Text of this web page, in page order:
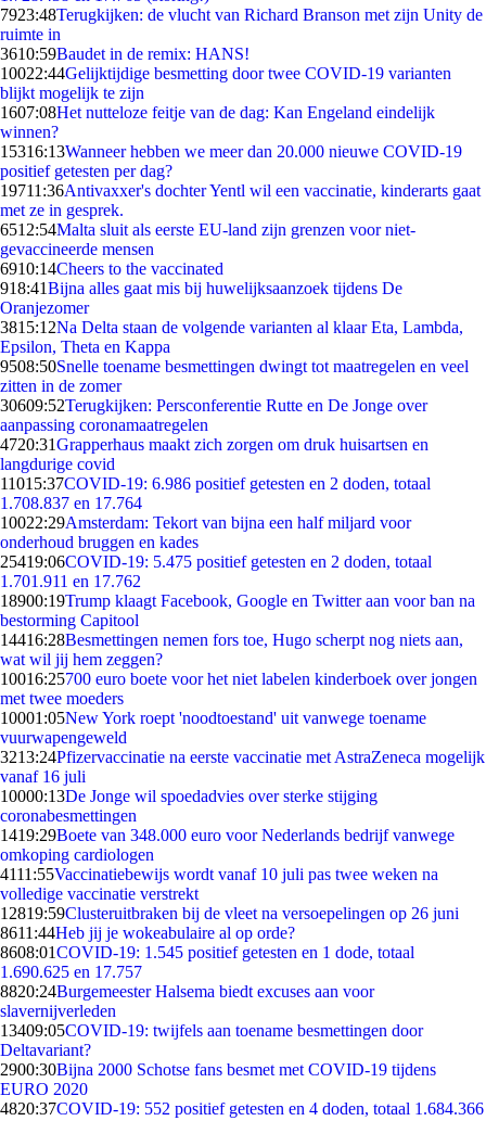
7923:48Terugkijken: de vlucht van Richard Branson met zijn Unity de
ruimte in
3610:59Baudet in de remix: HANS!
10022:44Gelijktijdige besmetting door twee COVID-19 varianten
blijkt mogelijk te zijn
1607:08Het nutteloze feitje van de dag: Kan Engeland eindelijk
winnen?
15316:13Wanneer hebben we meer dan 20.000 nieuwe COVID-19
positief getesten per dag?
19711:36Antivaxxer's dochter Yentl wil een vaccinatie, kinderarts gaat
met ze in gesprek.
6512:54Malta sluit als eerste EU-land zijn grenzen voor niet-
gevaccineerde mensen
6910:14Cheers to the vaccinated
918:41Bijna alles gaat mis bij huwelijksaanzoek tijdens De
Oranjezomer
3815:12Na Delta staan de volgende varianten al klaar Eta, Lambda,
Epsilon, Theta en Kappa
9508:50Snelle toename besmettingen dwingt tot maatregelen en veel
zitten in de zomer
30609:52Terugkijken: Persconferentie Rutte en De Jonge over
aanpassing coronamaatregelen
4720:31Grapperhaus maakt zich zorgen om druk huisartsen en
langdurige covid
11015:37COVID-19: 6.986 positief getesten en 2 doden, totaal
1.708.837 en 17.764
10022:29Amsterdam: Tekort van bijna een half miljard voor
onderhoud bruggen en kades
25419:06COVID-19: 5.475 positief getesten en 2 doden, totaal
1.701.911 en 17.762
18900:19Trump klaagt Facebook, Google en Twitter aan voor ban na
bestorming Capitool
14416:28Besmettingen nemen fors toe, Hugo scherpt nog niets aan,
wat wil jij hem zeggen?
10016:25700 euro boete voor het niet labelen kinderboek over jongen
met twee moeders
10001:05New York roept 'noodtoestand' uit vanwege toename
vuurwapengeweld
3213:24Pfizervaccinatie na eerste vaccinatie met AstraZeneca mogelijk
vanaf 16 juli
10000:13De Jonge wil spoedadvies over sterke stijging
coronabesmettingen
1419:29Boete van 348.000 euro voor Nederlands bedrijf vanwege
omkoping cardiologen
4111:55Vaccinatiebewijs wordt vanaf 10 juli pas twee weken na
volledige vaccinatie verstrekt
12819:59Clusteruitbraken bij de vleet na versoepelingen op 26 juni
8611:44Heb jij je wokeabulaire al op orde?
8608:01COVID-19: 1.545 positief getesten en 1 dode, totaal
1.690.625 en 17.757
8820:24Burgemeester Halsema biedt excuses aan voor
slavernijverleden
13409:05COVID-19: twijfels aan toename besmettingen door
Deltavariant?
2900:30Bijna 2000 Schotse fans besmet met COVID-19 tijdens
EURO 2020
4820:37COVID-19: 552 positief getesten en 4 doden, totaal 1.684.366